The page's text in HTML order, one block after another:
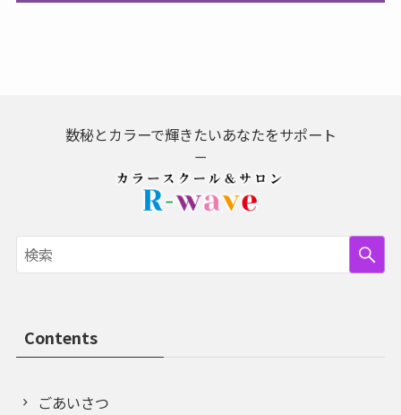
数秘とカラーで輝きたいあなたをサポート
－
Contents
ごあいさつ